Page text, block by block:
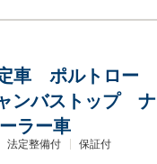
車 ポルトロー
ンバストップ ナ
ラー車
法定整備付 保証付